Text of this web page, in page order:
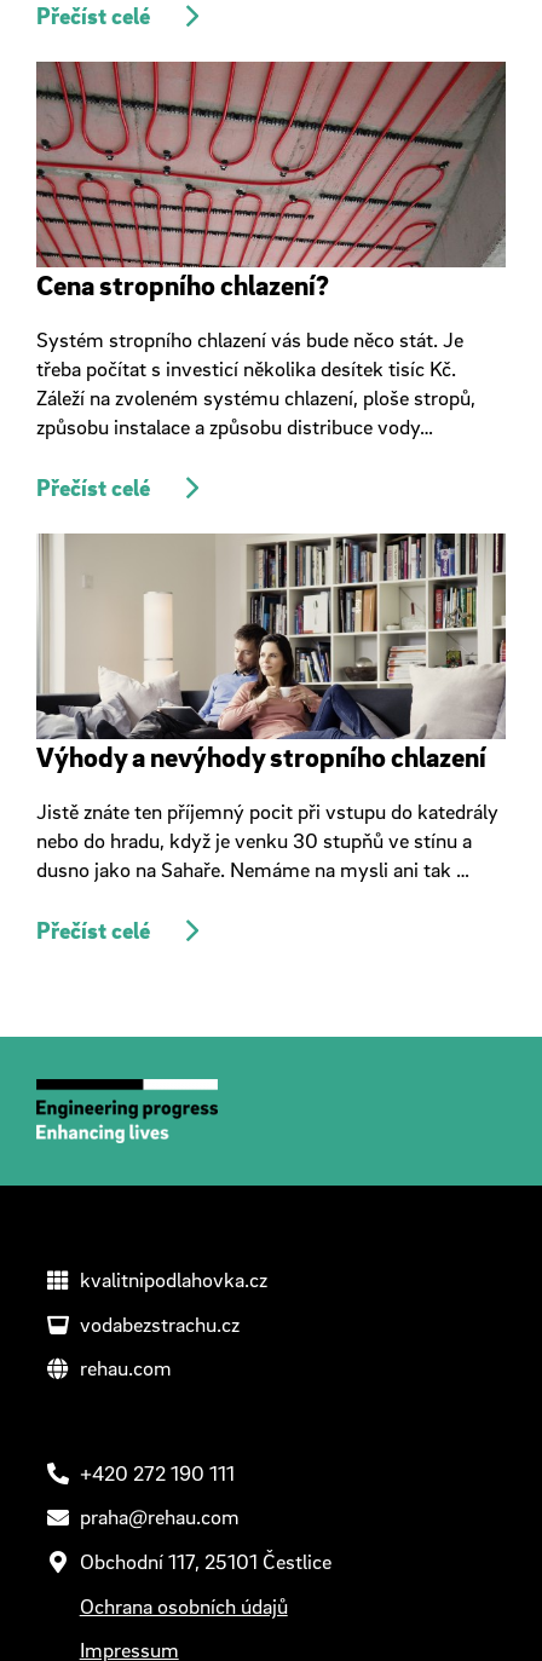
Přečíst celé
Cena stropního chlazení?
Systém stropního chlazení vás bude něco stát. Je
třeba počítat s investicí několika desítek tisíc Kč.
Záleží na zvoleném systému chlazení, ploše stropů,
způsobu instalace a způsobu distribuce vody…
Přečíst celé
Výhody a nevýhody stropního chlazení
Jistě znáte ten příjemný pocit při vstupu do katedrály
nebo do hradu, když je venku 30 stupňů ve stínu a
dusno jako na Sahaře. Nemáme na mysli ani tak …
Přečíst celé
kvalitnipodlahovka.cz
vodabezstrachu.cz
rehau.com
+420 272 190 111
praha@rehau.com
Obchodní 117, 25101 Čestlice
Ochrana osobních údajů
Impressum